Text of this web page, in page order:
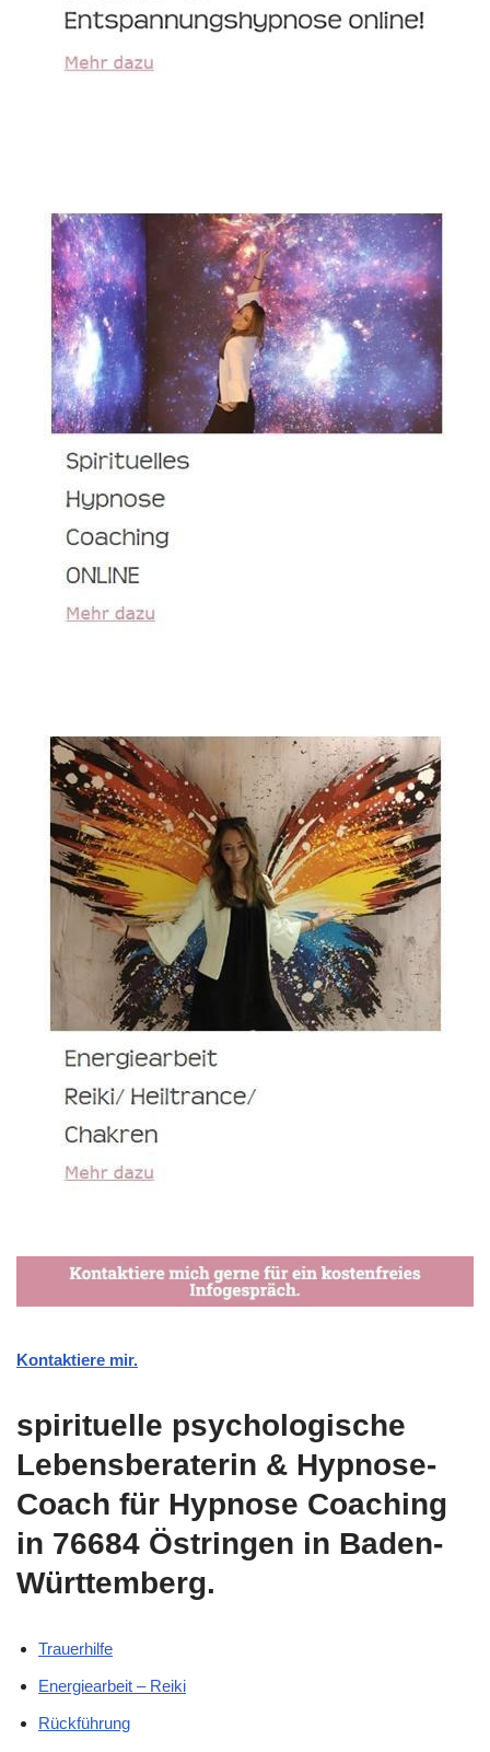
Kontaktiere mir.
spirituelle psychologische
Lebensberaterin & Hypnose-
Coach für Hypnose Coaching
in 76684 Östringen in Baden-
Württemberg.
Trauerhilfe
Energiearbeit – Reiki
Rückführung